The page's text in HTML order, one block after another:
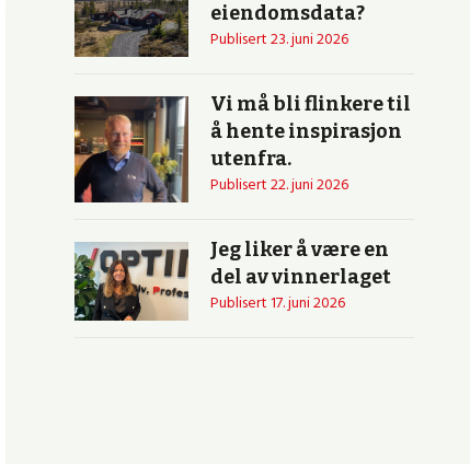
eiendomsdata?
Publisert23. juni 2026
Vi må bli flinkere til
å hente inspirasjon
utenfra.
Publisert22. juni 2026
Jeg liker å være en
del av vinnerlaget
Publisert17. juni 2026